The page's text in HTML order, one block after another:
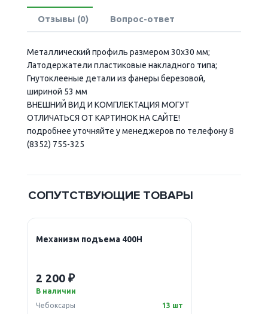
Отзывы (0) Вопрос-ответ
Металлический профиль размером 30х30 мм;
Латодержатели пластиковые накладного типа;
Гнутоклееные детали из фанеры березовой,
шириной 53 мм
ВНЕШНИЙ ВИД И КОМПЛЕКТАЦИЯ МОГУТ
ОТЛИЧАТЬСЯ ОТ КАРТИНОК НА САЙТЕ!
подробнее уточняйте у менеджеров по телефону 8
(8352) 755-325
СОПУТСТВУЮЩИЕ ТОВАРЫ
Механизм подъема 400Н
2 200 ₽
В наличии
Чебоксары
13 шт